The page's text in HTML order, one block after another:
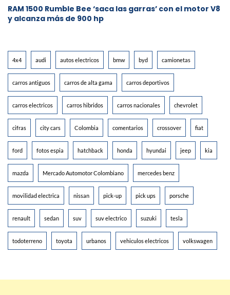
RAM 1500 Rumble Bee ‘saca las garras’ con el motor V8
y alcanza más de 900 hp
4x4 audi autos electricos bmw byd camionetas
carros antiguos carros de alta gama carros deportivos
carros electricos carros hibridos carros nacionales chevrolet
cifras city cars Colombia comentarios crossover fiat
ford fotos espia hatchback honda hyundai jeep kia
mazda Mercado Automotor Colombiano mercedes benz
movilidad electrica nissan pick-up pick ups porsche
renault sedan suv suv electrico suzuki tesla
todoterreno toyota urbanos vehiculos electricos volkswagen